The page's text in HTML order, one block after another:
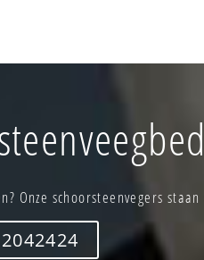
Onze schoorsteenvegers